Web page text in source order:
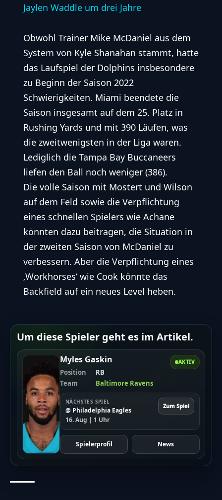
Jaylen Waddle um drei Jahre
Obwohl Trainer Mike McDaniel aus dem
System von Kyle Shanahan stammt, hatte
das Laufspiel der Dolphins insbesondere
zu Beginn der Saison 2022
Schwierigkeiten. Miami beendete die
Saison insgesamt auf dem 25. Platz in
Rushing Yards und mit 390 Läufen, was
die zweitwenigsten in der Liga waren.
Lediglich die Tampa Bay Buccaneers
liefen den Ball noch weniger (386).
Die volle Saison mit Mostert und Wilson
auf dem Feld sowie die Verpflichtung
eines schnellen Spielers wie Achane
könnten dazu beitragen, die Situation in
der zweiten Saison von McDaniel zu
verbessern. Aber die Verpflichtung eines
‚Workhorses‘ wie Cook könnte das
Backfield auf ein neues Level heben.
Um diese Spieler geht es im Artikel.
AKTIV
Myles Gaskin
Position
RB
Team
Baltimore Ravens
NÄCHSTES SPIEL
@ Philadelphia Eagles
16. Aug | 1 Uhr
Zum Spiel
Spielerprofil News